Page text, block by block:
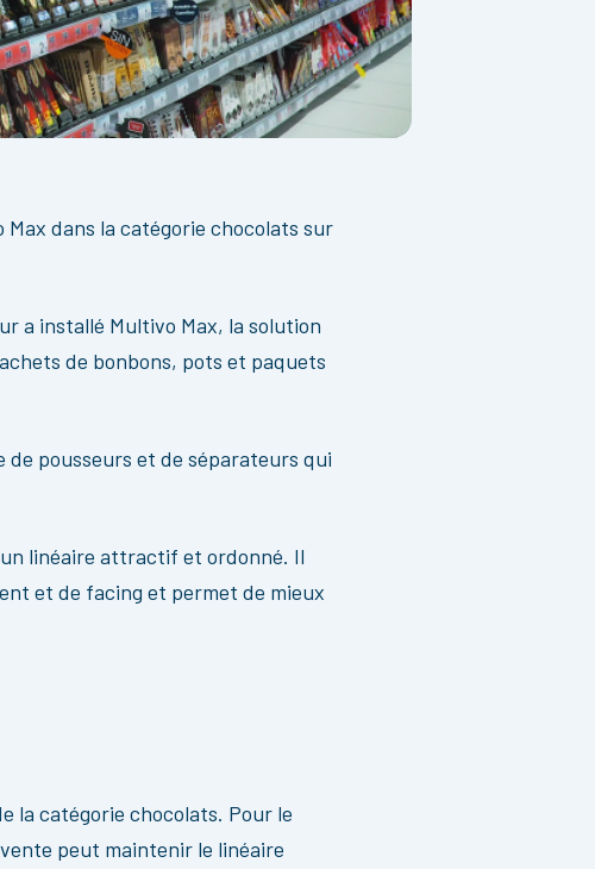
dans la catégorie chocolats sur
a installé Multivo Max, la solution
de bonbons, pots et paquets
de pousseurs et de séparateurs qui
linéaire attractif et ordonné. Il
et de facing et permet de mieux
la catégorie chocolats. Pour le
peut maintenir le linéaire